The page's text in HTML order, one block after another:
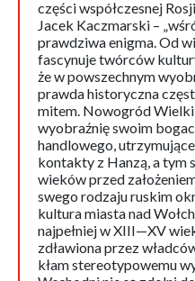
części współczesnej
Jacek Kaczmarski –
prawdziwa enigma. Od
fascynuje twórców
że w powszechnym
prawda historyczna
mitem. Nowogród
wyobraźnię swoim
handlowego,
kontakty z Hanzą, a tym
wieków przed
swego rodzaju ruskim
kultura miasta nad
najpełniej w XIII—XV
zdławiona przez
kłam stereotypowemu